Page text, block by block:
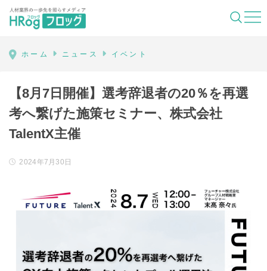
HRog | 人材業界の一歩先を照らすメディ
ホーム ニュース イベント
【8月7日開催】選考辞退者の20％を再選
考へ繋げた施策セミナー、株式会社
TalentX主催
2024年7月30日